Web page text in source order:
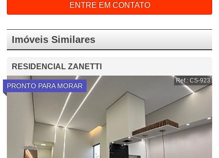
ENTRE EM CONTATO
Imóveis Similares
RESIDENCIAL ZANETTI
PRONTO PARA MORAR
Ref.: CS-923